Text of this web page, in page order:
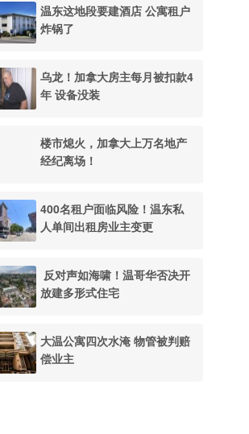
温东这地段要建酒店 公寓租户
炸锅了
乌龙！加拿大房主每月被扣款4
年 设备没装
楼市熄火，加拿大上万名地产
经纪离场！
400名租户面临风险！温东私
人单间出租房业主变更
反对声如海啸！温哥华否决开
放建多形式住宅
大温公寓四次水淹 物管被判赔
偿业主